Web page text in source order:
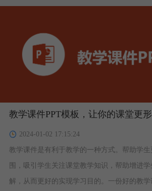
教学课件PPT模板，让你的课堂更
2024-01-02 17:15:24
教学课件是有利于教学的一种方式。帮助学
围，吸引学生关注课堂教学知识，帮助增进
解，从而更好的实现学习目的。一份好的教学